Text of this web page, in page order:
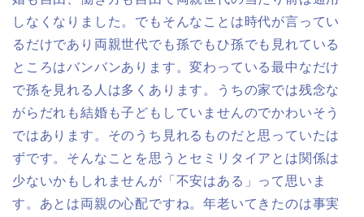
しなくなりました。でもそんなことは時代が言ってい
るだけであり両親世代でも孫でもひ孫でも見れている
ところはバンバンあります。変わっている最中なだけ
で孫を見れる人は多くあります。うちの家では残念な
がらだれも結婚も子どもしていませんのでかわいそう
ではあります。そのうち見れるものだと思っていたは
ずです。そんなことを思うとセミリタイアとは関係は
少ないかもしれませんが「不安はある」って思いま
す。あとは両親の心配ですね。年老いてきたのは事実